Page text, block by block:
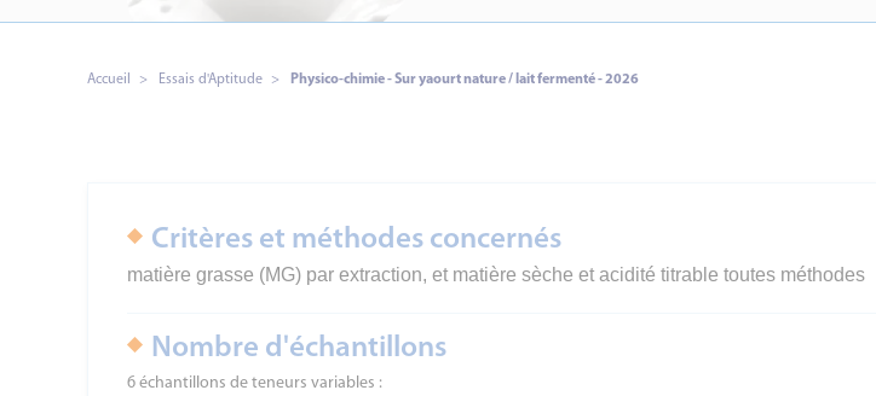
Accueil Essais d'Aptitude Physico-chimie - Sur yaourt nature / lait fermenté - 2026
Critères et méthodes concernés
matière grasse (MG) par extraction, et matière sèche et acidité titrable toutes méthodes
Nombre d'échantillons
6 échantillons de teneurs variables :